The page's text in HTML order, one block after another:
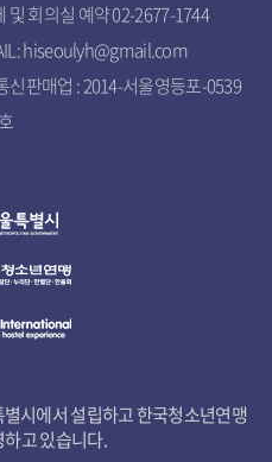
및 회의실 예약 02-2677-1744
hiseoulyh@gmail.com
신판매업 : 2014-서울영등포-0539
호
시에서 설립하고 한국청소년연맹
고 있습니다.